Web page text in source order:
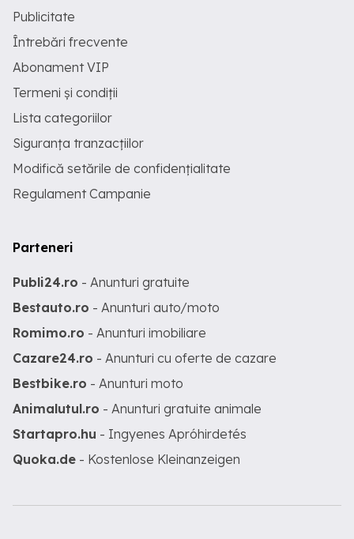
Publicitate
Întrebări frecvente
Abonament VIP
Termeni și condiții
Lista categoriilor
Siguranța tranzacțiilor
Modifică setările de confidențialitate
Regulament Campanie
Parteneri
Publi24.ro - Anunturi gratuite
Bestauto.ro - Anunturi auto/moto
Romimo.ro - Anunturi imobiliare
Cazare24.ro - Anunturi cu oferte de cazare
Bestbike.ro - Anunturi moto
Animalutul.ro - Anunturi gratuite animale
Startapro.hu - Ingyenes Apróhirdetés
Quoka.de - Kostenlose Kleinanzeigen